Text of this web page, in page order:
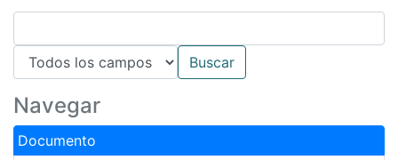
Navegar
Documento